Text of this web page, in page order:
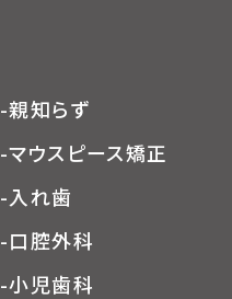
-親知らず
-マウスピース矯正
-入れ歯
-口腔外科
-小児歯科